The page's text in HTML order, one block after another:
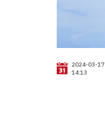
2024-03-17
14:13